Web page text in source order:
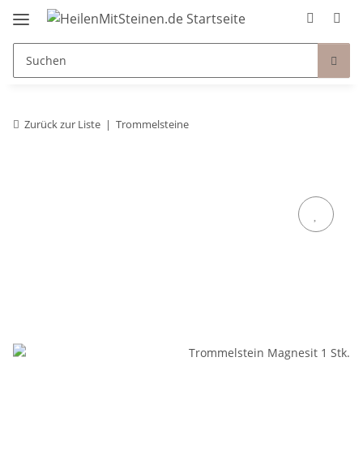
Zurück zur Liste Trommelsteine